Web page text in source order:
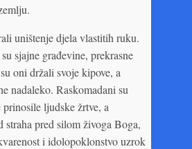
uništenje djela vlastitih ruku.
sjajne građevine, prekrasne
oni držali svoje kipove, a
nadaleko. Raskomadani su
ljudske žrtve, a
pred silom živoga Boga,
i idolopoklonstvo uzrok